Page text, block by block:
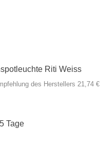
Riti Weiss
des Herstellers 21,74 €
Tage